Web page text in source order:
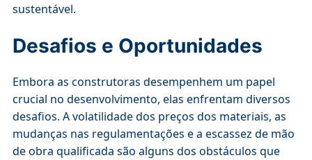
sustentável.
Desafios e Oportunidades
Embora as construtoras desempenhem um papel
crucial no desenvolvimento, elas enfrentam diversos
desafios. A volatilidade dos preços dos materiais, as
mudanças nas regulamentações e a escassez de mão
de obra qualificada são alguns dos obstáculos que